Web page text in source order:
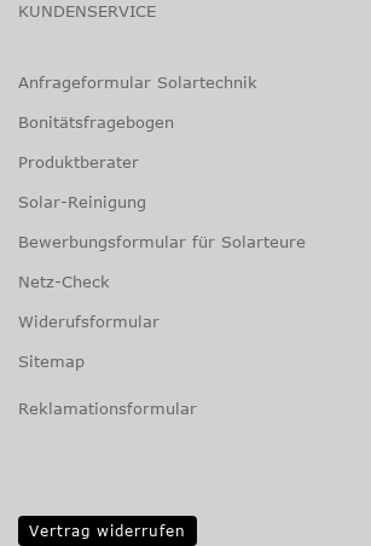
KUNDENSERVICE
Anfrageformular Solartechnik
Bonitätsfragebogen
Produktberater
Solar-Reinigung
Bewerbungsformular für Solarteure
Netz-Check
Widerufsformular
Sitemap
Reklamationsformular
Vertrag widerrufen